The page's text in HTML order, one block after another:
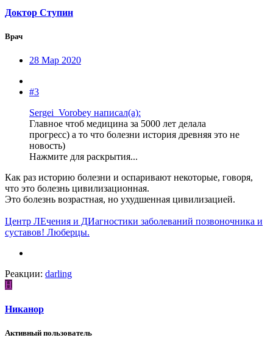
Доктор Ступин
Врач
28 Мар 2020
#3
Sergei_Vorobey написал(а):
Главное чтоб медицина за 5000 лет делала
прогресс) а то что болезни история древняя это не
новость)
Нажмите для раскрытия...
Как раз историю болезни и оспаривают некоторые, говоря,
что это болезнь цивилизационная.
Это болезнь возрастная, но ухудшенная цивилизацией.
Центр ЛЕчения и ДИагностики заболеваний позвоночника и
суставов! Люберцы.
Реакции: darling
Н
Никанор
Активный пользователь